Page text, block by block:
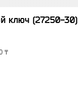
ключ (27250-30)
₸